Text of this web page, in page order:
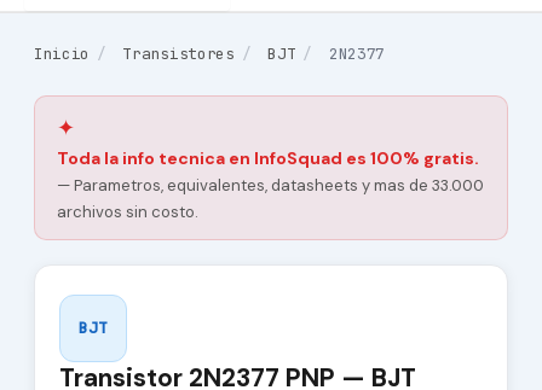
Inicio / Transistores / BJT / 2N2377
✦
Toda la info tecnica en InfoSquad es 100% gratis.
— Parametros, equivalentes, datasheets y mas de 33.000
archivos sin costo.
BJT
Transistor 2N2377 PNP — BJT